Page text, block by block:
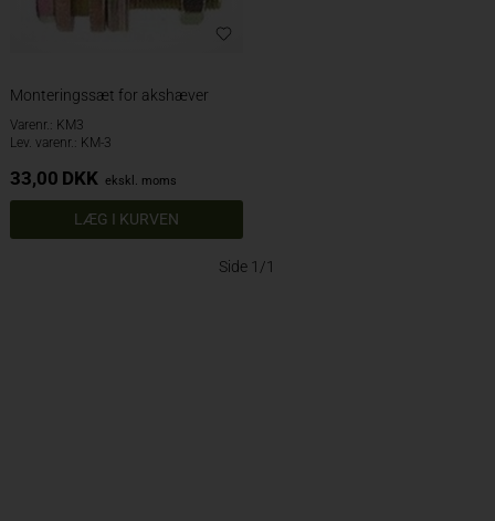
Monteringssæt for akshæver
Varenr.: KM3
Lev. varenr.: KM-3
33,00 DKK ekskl. moms
Side 1/1